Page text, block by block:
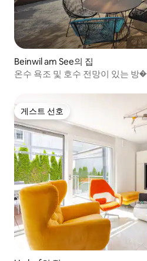
Beinwil am See의 집
온수 욕조 및 호수 전망이 있는
게스트 선호
게스트 선호